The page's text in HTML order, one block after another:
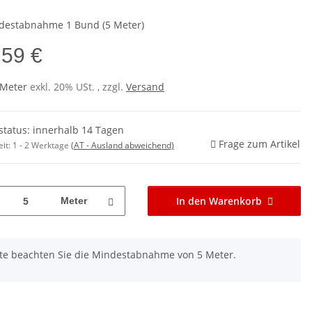
1 Bund (5 Meter)
€
exkl. 20% USt. , zzgl. Versand
innerhalb 14 Tagen
1 - 2 Werktage (AT - Ausland abweichend) Frage zum Artikel
Meter In den Warenkorb
beachten Sie die Mindestabnahme von 5 Meter.